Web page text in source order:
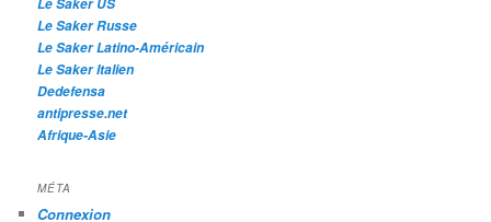
Le Saker Russe
Le Saker Latino-Américain
Le Saker Italien
Dedefensa
antipresse.net
Afrique-Asie
MÉTA
Connexion